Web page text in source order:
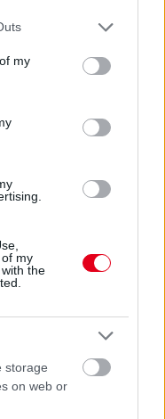
one or more Google
You may click to
third-party tags to
in below Google
my
my
the
storage
on web or
utódja a Red
el az F1 a